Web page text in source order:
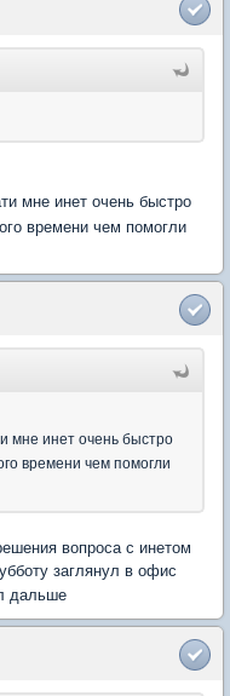
мне инет очень быстро
времени чем помогли
мне инет очень быстро
времени чем помогли
вопроса с инетом
заглянул в офис
дальше